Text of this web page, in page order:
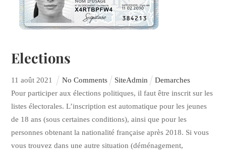
Elections
11 août 2021 No Comments SiteAdmin
Demarches
Pour participer aux élections politiques, il faut être inscrit sur les
listes électorales. L’inscription est automatique pour les jeunes
de 18 ans (sous certaines conditions), ainsi que pour les
personnes obtenant la nationalité française après 2018. Si vous
vous trouvez dans une autre situation (déménagement,